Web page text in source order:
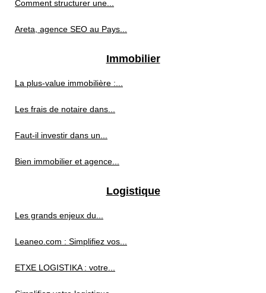
Comment structurer une...
Areta, agence SEO au Pays...
Immobilier
La plus-value immobilière :...
Les frais de notaire dans...
Faut-il investir dans un...
Bien immobilier et agence...
Logistique
Les grands enjeux du...
Leaneo.com : Simplifiez vos...
ETXE LOGISTIKA : votre...